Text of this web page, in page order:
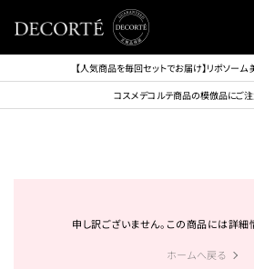
【人気商品を毎回セットでお届け】リポソー
コスメデコルテ商品の模倣品にご
申し訳ございません。この商品には詳細
ホームへ戻る